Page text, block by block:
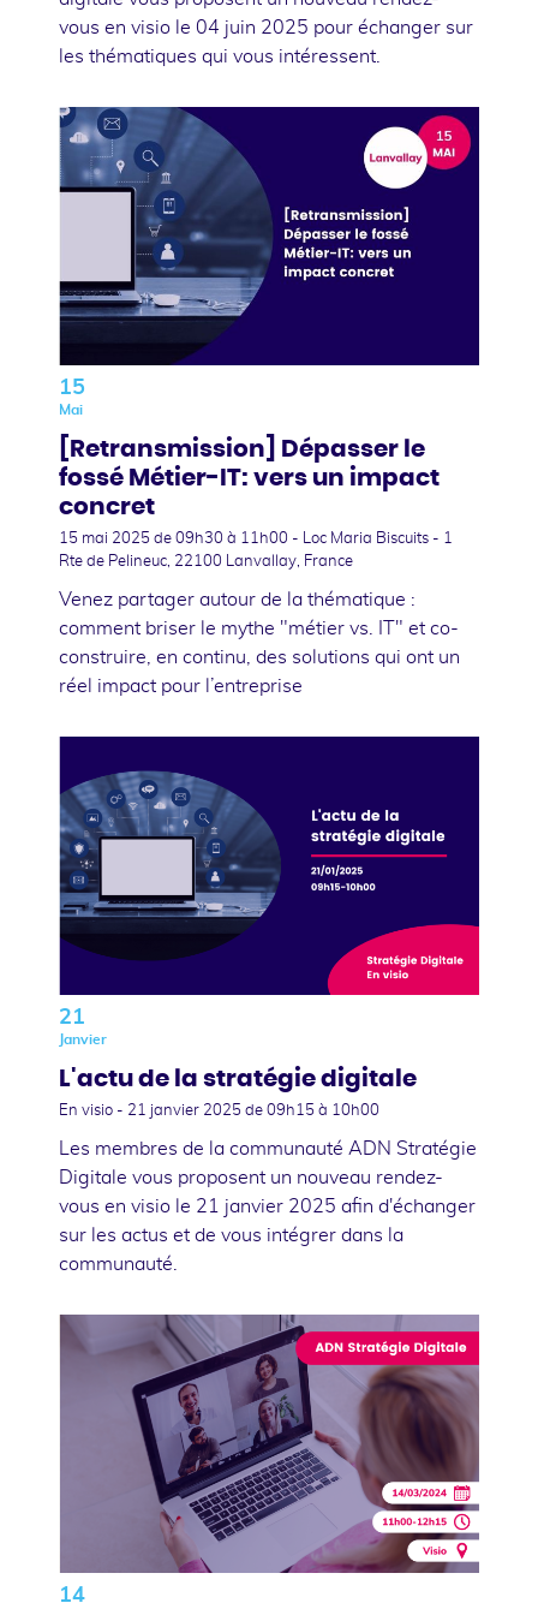
vous en visio le 04 juin 2025 pour échanger sur
les thématiques qui vous intéressent.
15
Mai
[Retransmission] Dépasser le
fossé Métier-IT: vers un impact
concret
15 mai 2025 de 09h30 à 11h00 - Loc Maria Biscuits - 1
Rte de Pelineuc, 22100 Lanvallay, France
Venez partager autour de la thématique :
comment briser le mythe "métier vs. IT" et co-
construire, en continu, des solutions qui ont un
réel impact pour l’entreprise
21
Janvier
L'actu de la stratégie digitale
En visio - 21 janvier 2025 de 09h15 à 10h00
Les membres de la communauté ADN Stratégie
Digitale vous proposent un nouveau rendez-
vous en visio le 21 janvier 2025 afin d'échanger
sur les actus et de vous intégrer dans la
communauté.
14